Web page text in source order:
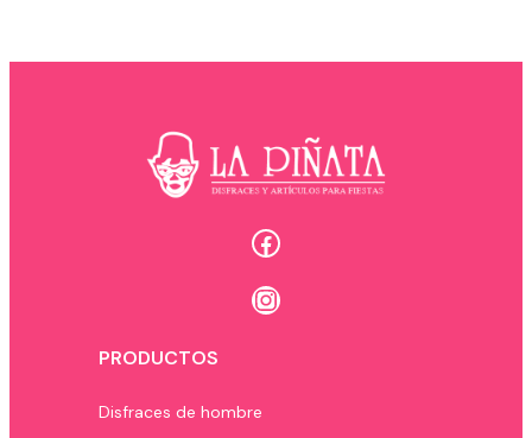
Facebook
Instagram
PRODUCTOS
Disfraces de hombre